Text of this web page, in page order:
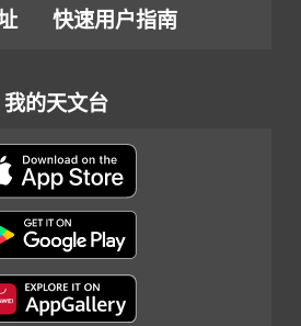
快速用户指南
我的天文台